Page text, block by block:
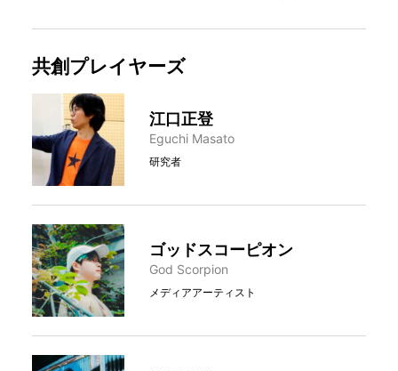
共創プレイヤーズ
江口正登
Eguchi Masato
研究者
ゴッドスコーピオン
God Scorpion
メディアアーティスト